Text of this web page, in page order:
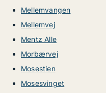
Mellemvangen
Mellemvej
Mentz Alle
Morbærvej
Mosestien
Mosesvinget